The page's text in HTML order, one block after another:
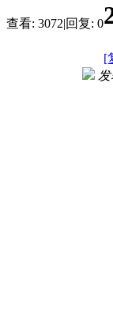
查看: 3072|回复: 0
[
发